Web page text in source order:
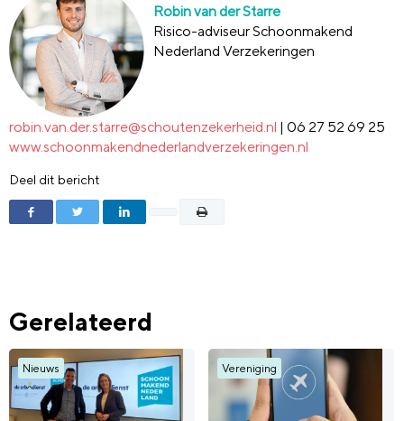
Robin van der Starre
Risico-adviseur Schoonmakend
Nederland Verzekeringen
robin.van.der.starre@schoutenzekerheid.nl | 06 27 52 69 25
www.schoonmakendnederlandverzekeringen.nl
Deel dit bericht
Gerelateerd
Nieuws Vereniging